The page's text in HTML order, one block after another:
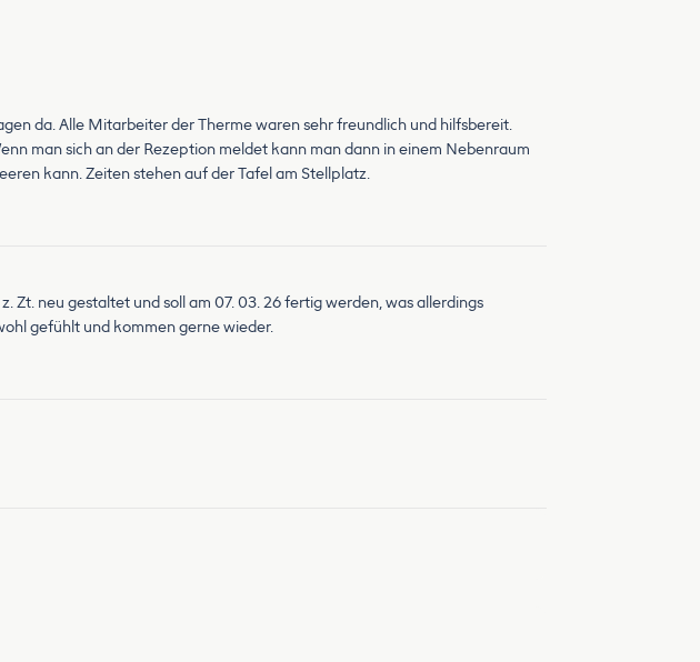
da. Alle Mitarbeiter der Therme waren sehr freundlich und hilfsbereit.
man sich an der Rezeption meldet kann man dann in einem Nebenraum
kann. Zeiten stehen auf der Tafel am Stellplatz.
Zt. neu gestaltet und soll am 07. 03. 26 fertig werden, was allerdings
gefühlt und kommen gerne wieder.